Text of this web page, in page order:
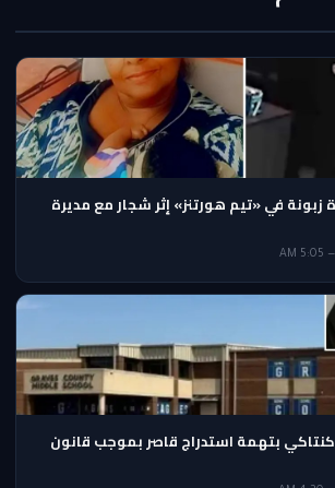
زبونة في «تيم هورتنز» إثر شجار مع مديرة
بتهمة استدراج قاصر بموجب قانون